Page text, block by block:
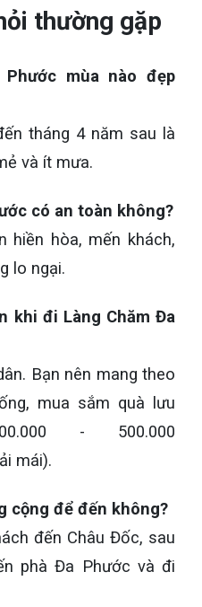
thường gặp
mùa nào đẹp
tháng 4 năm sau là
và ít mưa.
có an toàn không?
hiền hòa, mến khách,
lo ngại.
khi đi Làng Chăm Đa
Bạn nên mang theo
mua sắm quà lưu
- 500.000
mái).
cộng để đến không?
đến Châu Đốc, sau
phà Đa Phước và đi